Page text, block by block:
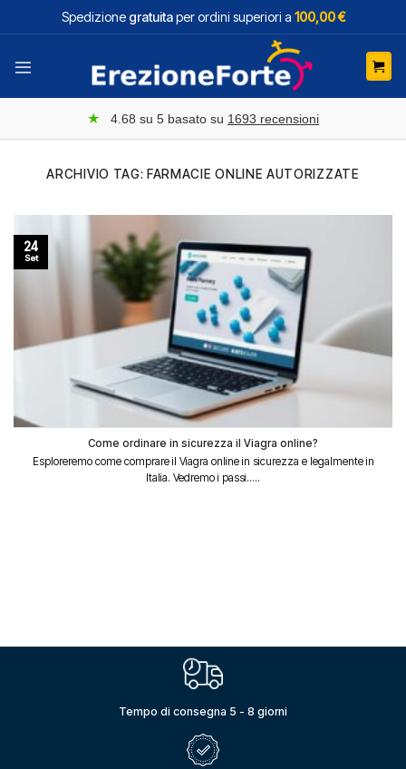
Spedizione gratuitaper ordini superiori a 100,00 €
★ 4.68 su 5 basato su 1693 recensioni
ARCHIVIO TAG: FARMACIE ONLINE AUTORIZZATE
Come ordinare in sicurezza il Viagra online?
Esploreremo come comprare il Viagra online in sicurezza e legalmente in
Italia. Vedremo i passi.....
24
Set
Tempo di consegna 5 - 8 giorni